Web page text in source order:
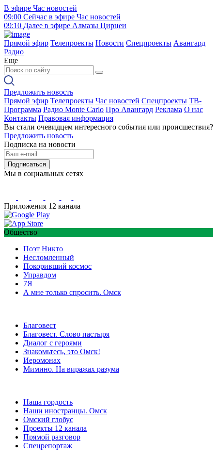
В эфире Час новостей
09:00 Сейчас в эфире Час новостей
09:10 Далее в эфире Алмазы Цирцеи
Прямой эфир Телепроекты Новости Спецпроекты Авангард
Радио
Еще
Предложить новость
Прямой эфир Телепроекты Час новостей Спецпроекты ТВ-
Программа Радио Monte Carlo Про Авангард Реклама О нас
Контакты Правовая информация
Вы стали очевидцем интересного события или происшествия?
Предложить новость
Подписка на новости
Подписаться
Мы в социальных сетях
Приложения 12 канала
Общество
Поэт Никто
Несломленный
Покоривший космос
Управдом
7Я
А мне только спросить. Омск
Благовест
Благовест. Слово пастыря
Диалог с героями
Знакомьтесь, это Омск!
Иеромонах
Мимино. На виражах разума
Наша гордость
Наши иностранцы. Омск
Омский глобус
Проекты 12 канала
Прямой разговор
Спецрепортаж